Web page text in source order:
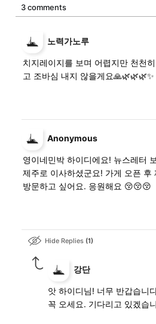
3 comments
노력가노루
치지레이지를 보며 어렵지만 천천
고 조바심 내지 않을게요🙏🌿🌿🌿✨
Anonymous
영이네민박 하이디에요! 뉴스레터
제주로 이사하셨군요! 가게 오픈 후
방문하고 싶어요. 응원해요 😚😚😚
Hide Replies 1
강단
앗 하이디님! 너무 반갑습니
꼭 오세요. 기다리고 있겠습